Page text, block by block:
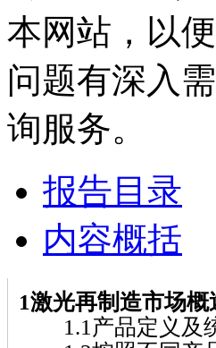
本网站，以
问题有深入
询服务。
报告目录
内容概括
1激光再制造市场概
1.1产品定义及